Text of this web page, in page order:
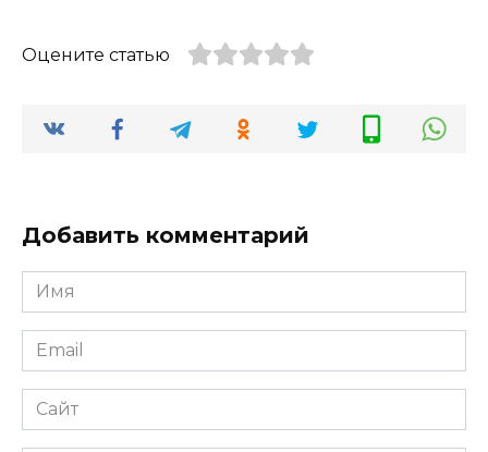
Оцените статью
Добавить комментарий
Имя
*
Email
*
Сайт